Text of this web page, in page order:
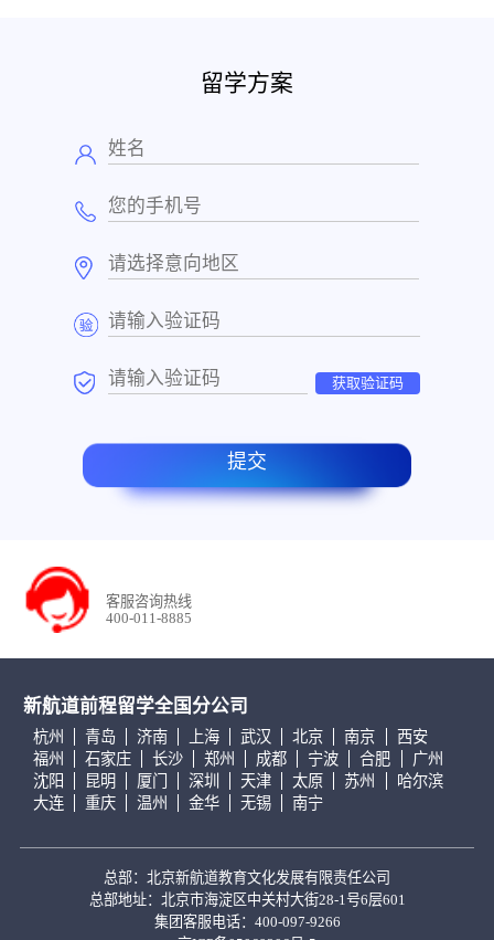
留学方案
获取验证码
提交
客服咨询热线
400-011-8885
新航道前程留学全国分公司
杭州 青岛 济南 上海 武汉 北京 南京
西安
福州
石家庄 长沙 郑州 成都 宁波 合肥
广州
沈阳
昆明 厦门 深圳 天津 太原 苏州
哈尔滨
大连
重庆 温州 金华 无锡 南宁
总部：北京新航道教育文化发展有限责任公司
总部地址：北京市海淀区中关村大街28-1号6层601
集团客服电话：400-097-9266